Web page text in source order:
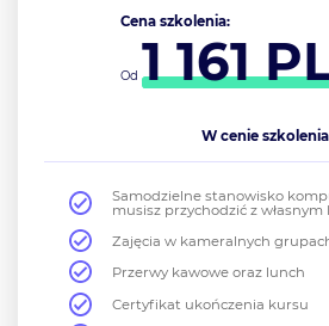
Cena szkolenia:
Od 1 161
W cenie
Samodzielne stanowisko
musisz przychodzić z
Zajęcia w kameralnych
Przerwy kawowe oraz lunch
Certyfikat ukończenia kursu